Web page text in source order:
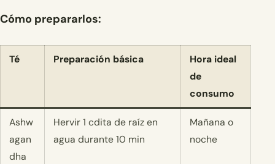
Cómo prepararlos:
Té Preparación básica
Hora ideal
de
consumo
Ashw
agan
dha
Hervir 1 cdita de raíz en
agua durante 10 min
Mañana o
noche